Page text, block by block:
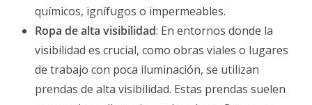
químicos, ignífugos o impermeables.
Ropa de alta visibilidad: En entornos donde la
visibilidad es crucial, como obras viales o lugares
de trabajo con poca iluminación, se utilizan
prendas de alta visibilidad. Estas prendas suelen